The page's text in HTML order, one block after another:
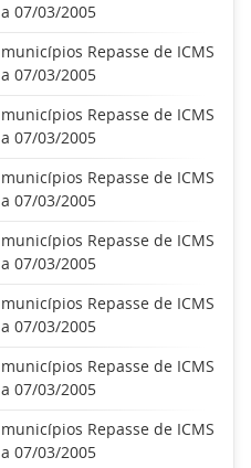
07/03/2005
Repasse de ICMS
07/03/2005
Repasse de ICMS
07/03/2005
Repasse de ICMS
07/03/2005
Repasse de ICMS
07/03/2005
Repasse de ICMS
07/03/2005
Repasse de ICMS
07/03/2005
Repasse de ICMS
07/03/2005